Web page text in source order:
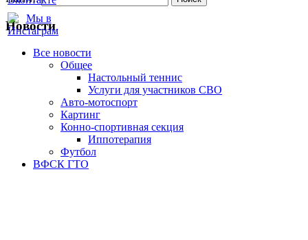
Новости
Все новости
Oбщее
Настольный теннис
Услуги для участников СВО
Авто-мотоспорт
Картинг
Конно-спортивная секция
Иппотерапия
Футбол
ВФСК ГТО